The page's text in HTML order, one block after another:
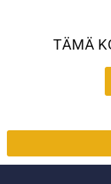
TÄMÄ